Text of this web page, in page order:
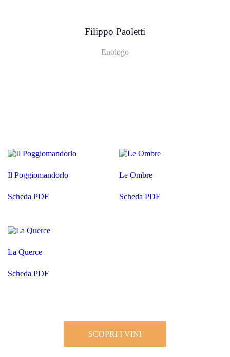
Filippo Paoletti
Enologo
Il Poggiomandorlo
Scheda PDF
Le Ombre
Scheda PDF
La Querce
Scheda PDF
SCOPRI I VINI